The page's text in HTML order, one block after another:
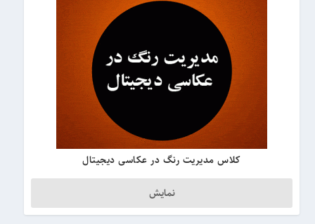
کلاس مدیریت رنگ در عکاسی دیجیتال
نمایش